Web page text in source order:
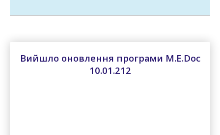
Вийшло оновлення програми M.E.Doc
10.01.212